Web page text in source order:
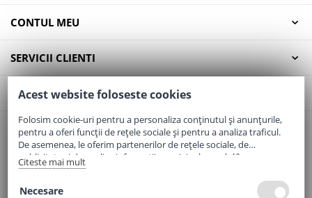
CONTUL MEU
SERVICII CLIENTI
CONTACT
Email:office@elaptepraf.ro
Telefon:0745-964-449
Adresa:Sos. Borsului, Nr. 20, Oradea, Jud. Bihor
Acest website foloseste cookies
Folosim cookie-uri pentru a personaliza conținutul și anunțurile,
pentru a oferi funcții de rețele sociale și pentru a analiza traficul.
De asemenea, le oferim partenerilor de rețele sociale, de
publicitate și de analize informații cu privire la modul în care
folosiți site-ul nostru. Aceștia le pot combina cu alte informații
Citeste mai mult
Necesare